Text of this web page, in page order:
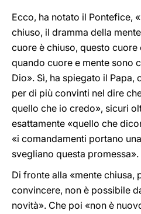
Ecco, ha notato il Pontefice,
chiuso, il dramma della
cuore è chiuso, questo cuore
quando cuore e mente sono
Dio». Sì, ha spiegato il Papa,
per di più convinti nel dire
quello che io credo», sicuri
esattamente «quello che
«i comandamenti portano
svegliano questa promessa».
Di fronte alla «mente chiusa,
convincere, non è possibile
novità». Che poi «non è